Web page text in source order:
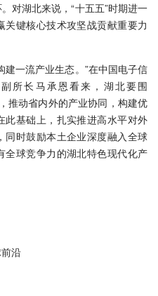
对湖北来说，“十五五”时期进一
键核心技术攻坚战贡献重要力
建一流产业生态。”在中国电子信
所长马承恩看来，湖北要围
推动省内外的产业协同，构建优
此基础上，扎实推进高水平对外
同时鼓励本土企业深度融入全球
全球竞争力的湖北特色现代化产
沿